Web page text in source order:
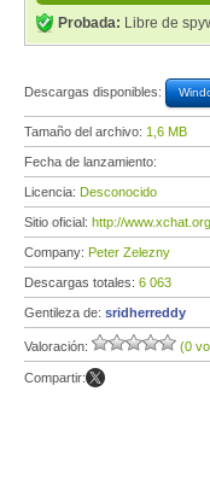
Probada: Libre de
Descargas disponibles:
Tamaño del archivo: 1,6 MB
Fecha de lanzamiento:
Licencia: Desconocido
Sitio oficial: http://www.xchat.org
Company: Peter Zelezny
Descargas totales: 6 063
Gentileza de: sridherreddy
Valoración: (0
Compartir: